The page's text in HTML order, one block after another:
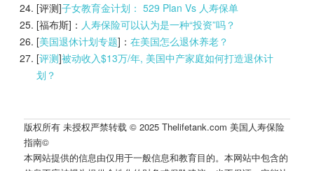
[评测]子女教育金计划： 529 Plan Vs 人寿保单
[福布斯]： 人寿保险可以认为是一种“投资”吗？
[美国退休计划专题]： 在美国怎么退休养老？
[评测]被动收入$13万/年, 美国中产家庭如何打造退休计
划？
版权所有 未授权严禁转载 © 2025 Thelifetank.com 美国人寿保险
指南©️
本网站提供的信息由仅用于一般信息和教育目的。本网站中包含的